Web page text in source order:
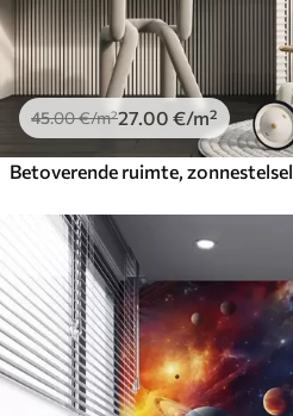
45.00€/m²27 .00 €/m²
Betoverende ruimte, zonnestelsel